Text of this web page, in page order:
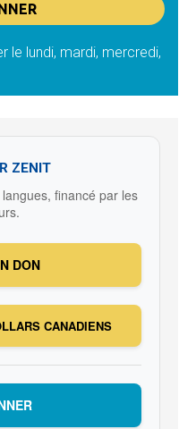
le lundi, mardi, mercredi,
ZENIT
financé par les
DON
CANADIENS